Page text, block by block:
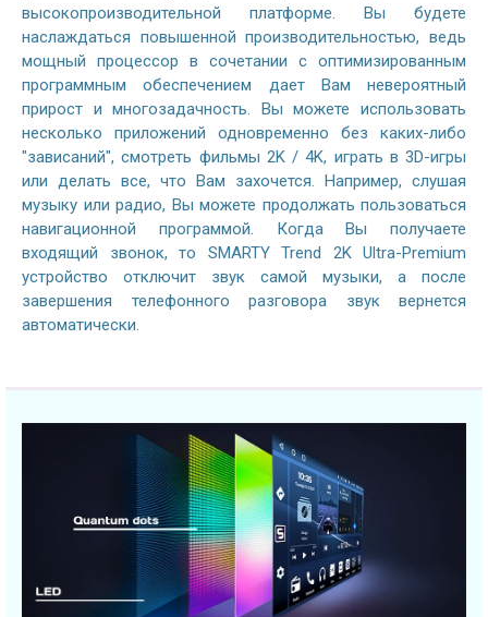
высокопроизводительной платформе. Вы будете
наслаждаться повышенной производительностью, ведь
мощный процессор в сочетании с оптимизированным
программным обеспечением дает Вам невероятный
прирост и многозадачность. Вы можете использовать
несколько приложений одновременно без каких-либо
"зависаний", смотреть фильмы 2K / 4K, играть в 3D-игры
или делать все, что Вам захочется. Например, слушая
музыку или радио, Вы можете продолжать пользоваться
навигационной программой. Когда Вы получаете
входящий звонок, то SMARTY Trend 2K Ultra-Premium
устройство отключит звук самой музыки, а после
завершения телефонного разговора звук вернется
автоматически.